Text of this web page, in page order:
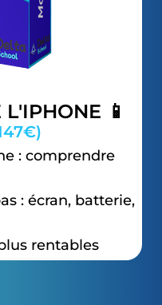
📱
: comprendre
: écran, batterie,
rentables